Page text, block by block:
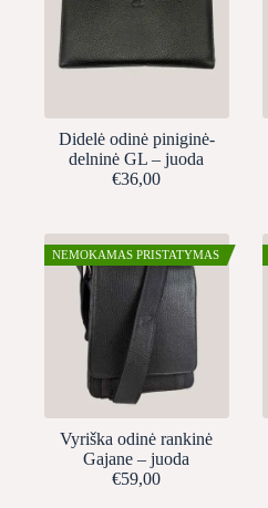
Didelė odinė piniginė-
delninė GL – juoda
€36,00
NEMOKAMAS PRISTATYMAS
Vyriška odinė rankinė
Gajane – juoda
€59,00